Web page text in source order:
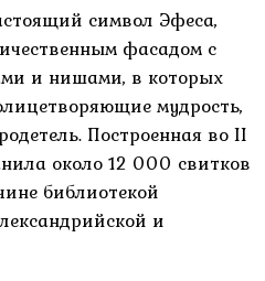
символ Эфеса,
фасадом с
и нишами, в которых
мудрость,
Построенная во II
около 12 000 свитков
библиотекой
и